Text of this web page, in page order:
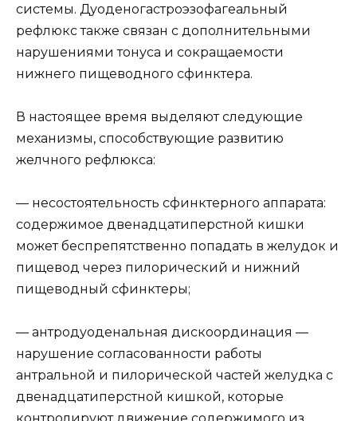
системы. Дуоденогастроэзофагеальный
рефлюкс также связан с дополнительными
нарушениями тонуса и сокращаемости
нижнего пищеводного сфинктера.
В настоящее время выделяют следующие
механизмы, способствующие развитию
желчного рефлюкса:
— несостоятельность сфинктерного аппарата:
содержимое двенадцатиперстной кишки
может беспрепятственно попадать в желудок и
пищевод через пилорический и нижний
пищеводный сфинктеры;
— антродуоденальная дискоординация —
нарушение согласованности работы
антральной и пилорической частей желудка с
двенадцатиперстной кишкой, которые